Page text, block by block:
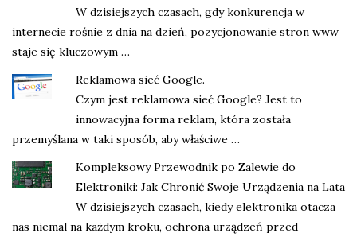
W dzisiejszych czasach, gdy konkurencja w
internecie rośnie z dnia na dzień, pozycjonowanie stron www
staje się kluczowym …
Reklamowa sieć Google.
Czym jest reklamowa sieć Google? Jest to
innowacyjna forma reklam, która została
przemyślana w taki sposób, aby właściwe …
Kompleksowy Przewodnik po Zalewie do
Elektroniki: Jak Chronić Swoje Urządzenia na Lata
W dzisiejszych czasach, kiedy elektronika otacza
nas niemal na każdym kroku, ochrona urządzeń przed